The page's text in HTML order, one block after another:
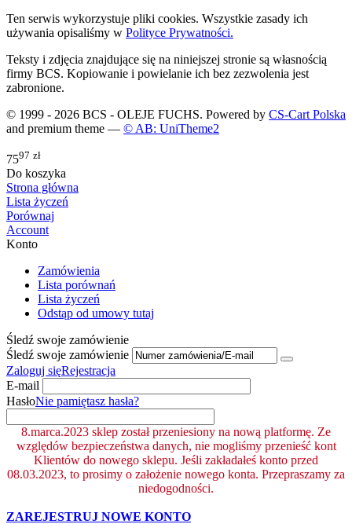
Ten serwis wykorzystuje pliki cookies. Wszystkie zasady ich
używania opisaliśmy w Polityce Prywatności.
Teksty i zdjęcia znajdujące się na niniejszej stronie są własnością
firmy BCS. Kopiowanie i powielanie ich bez zezwolenia jest
zabronione.
© 1999 - 2026 BCS - OLEJE FUCHS. Powered by CS-Cart Polska
and premium theme — © AB: UniTheme2
7597 zł
Do koszyka
Strona główna
Lista życzeń
Porównaj
Account
Konto
Zamówienia
Lista porównań
Lista życzeń
Odstąp od umowy tutaj
Śledź swoje zamówienie
Śledź swoje zamówienie
Zaloguj sięRejestracja
E-mail
HasłoNie pamiętasz hasła?
8.marca.2023 sklep został przeniesiony na nową platformę. Ze
względów bezpieczeństwa danych, nie mogliśmy przenieść kont
Klientów do nowego sklepu. Jeśli zakładałeś konto przed
08.03.2023, to prosimy o założenie nowego konta. Przepraszamy za
niedogodności.
ZAREJESTRUJ NOWE KONTO